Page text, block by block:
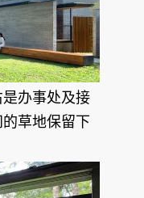
办事处及接
草地保留下